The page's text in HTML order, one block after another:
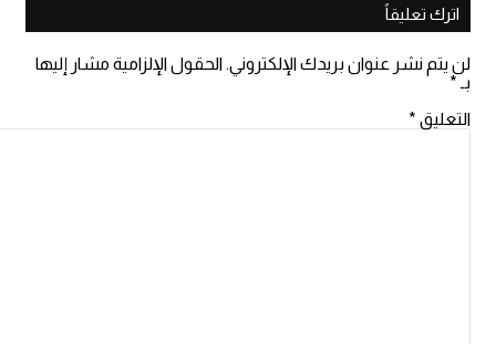
اترك تعليقاً
لن يتم نشر عنوان بريدك الإلكتروني. الحقول الإلزامية مشار إليها
بـ *
التعليق *